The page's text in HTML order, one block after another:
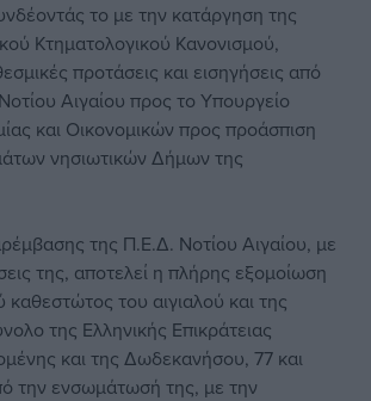
το με την κατάργηση της
Κτηματολογικού Κανονισμού,
προτάσεις και εισηγήσεις από
Αιγαίου προς το Υπουργείο
και Οικονομικών προς προάσπιση
νησιωτικών Δήμων της
της Π.Ε.Δ. Νοτίου Αιγαίου, με
της, αποτελεί η πλήρης εξομοίωση
καθεστώτος του αιγιαλού και της
της Ελληνικής Επικράτειας
και της Δωδεκανήσου, 77 και
την ενσωμάτωσή της, με την